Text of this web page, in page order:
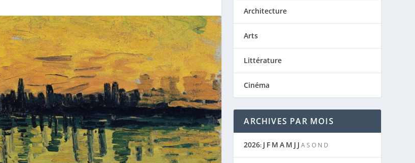
Architecture
Arts
Littérature
Cinéma
ARCHIVES PAR MOIS
2026: J F M A M J J AS O N D